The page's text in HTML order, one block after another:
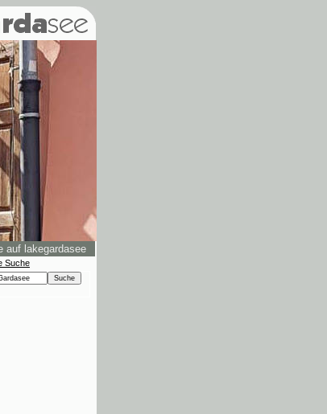
auf lakegardasee
Suche